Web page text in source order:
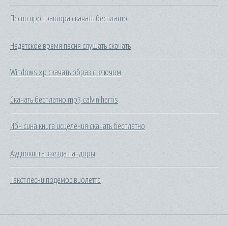
Песни про трактора скачать бесплатно
Недетское время песня слушать скачать
Windows xp скачать образ с ключом
Скачать бесплатно mp3 calvin harris
Ибн сина книга исцеления скачать бесплатно
Аудиокнига звезда пандоры
Текст песни подемос виолетта